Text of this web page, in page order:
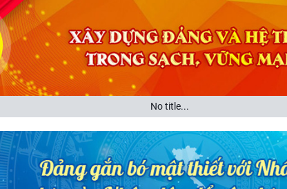
No title...